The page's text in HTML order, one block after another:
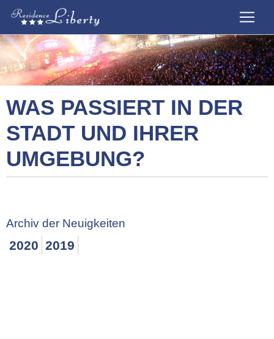
WAS PASSIERT IN DER
STADT UND IHRER
UMGEBUNG?
Archiv der Neuigkeiten
2020 2019